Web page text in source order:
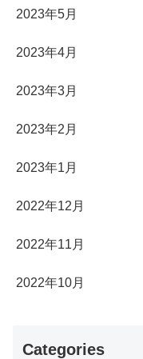
2023年5月
2023年4月
2023年3月
2023年2月
2023年1月
2022年12月
2022年11月
2022年10月
Categories